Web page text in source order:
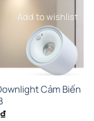
Add to wishlist
Cảm Biến
₫